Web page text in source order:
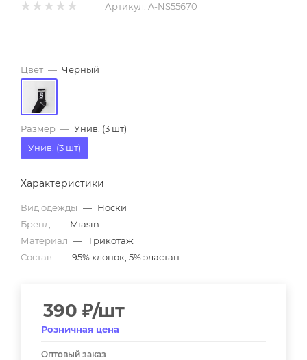
Артикул: A-NS55670
Цвет — Черный
Размер — Унив. (3 шт)
Унив. (3 шт)
Характеристики
Вид одежды — Носки
Бренд — Miasin
Материал — Трикотаж
Состав — 95% хлопок; 5% эластан
390 ₽/шт
Розничная цена
Оптовый заказ